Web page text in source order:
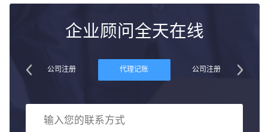
企业顾问全天在线
公司注册 代理记账 公司注册